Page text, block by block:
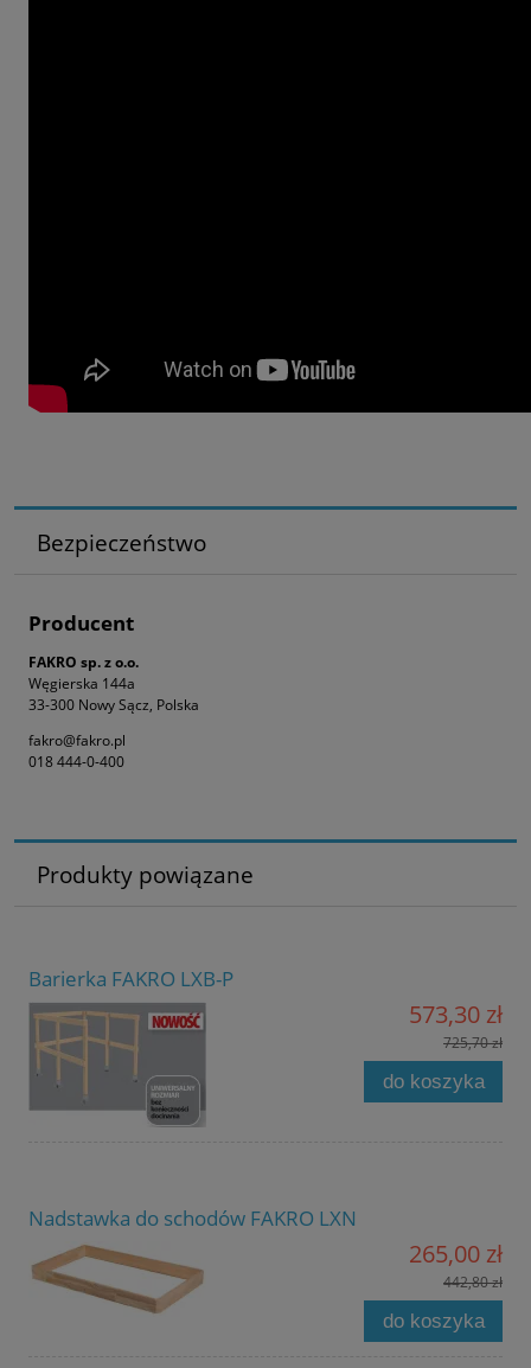
Bezpieczeństwo
Producent
FAKRO sp. z o.o.
Węgierska 144a
33-300 Nowy Sącz, Polska
fakro@fakro.pl
018 444-0-400
Produkty powiązane
Barierka FAKRO LXB-P
573,30 zł
725,70 zł
do koszyka
Nadstawka do schodów FAKRO LXN
265,00 zł
442,80 zł
do koszyka